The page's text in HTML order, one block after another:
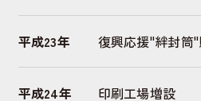
平成23年 復興応援"絆封筒
平成24年
印刷工場増設